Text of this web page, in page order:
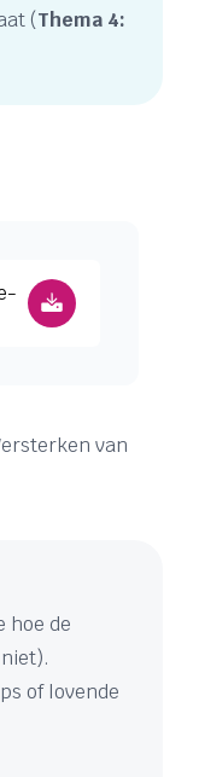
(Thema 4:
van
hoe de
of lovende